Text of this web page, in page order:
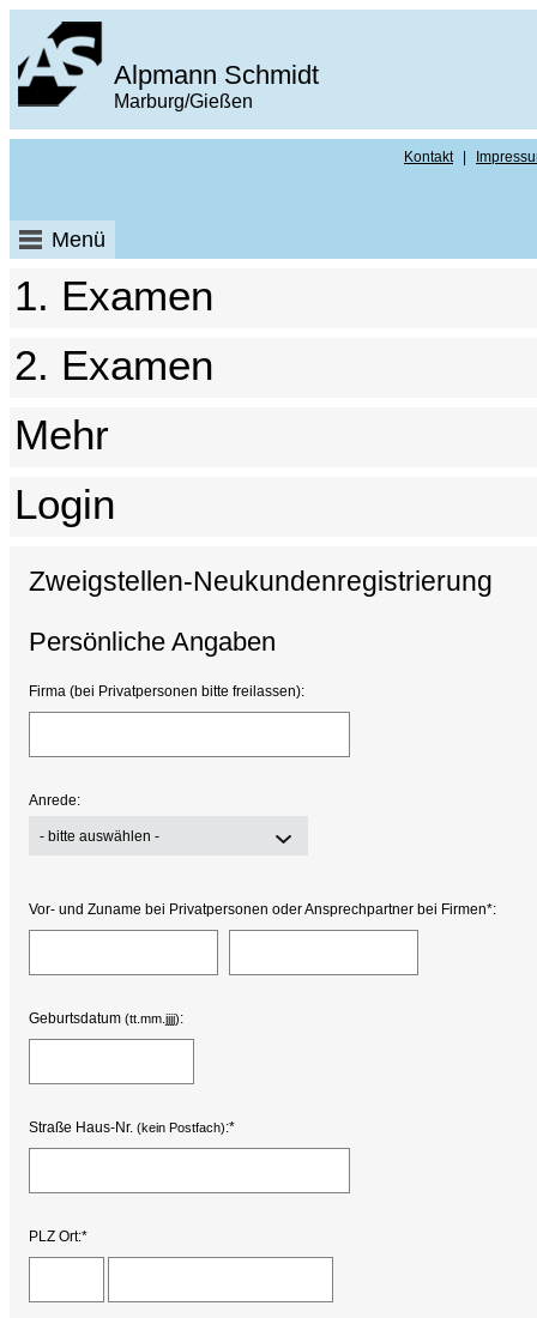
Alpmann Schmidt
Marburg/Gießen
Kontakt
Menü
1. Examen
2. Examen
Mehr
Login
Zweigstellen-Neukundenregistrierung
Persönliche Angaben
Firma (bei Privatpersonen bitte freilassen):
Anrede:
- bitte auswählen -
Vor- und Zuname bei Privatpersonen oder Ansprechpartner bei Firmen*:
Geburtsdatum (tt.mm.jjjj):
Straße Haus-Nr. (kein Postfach):*
PLZ Ort:*